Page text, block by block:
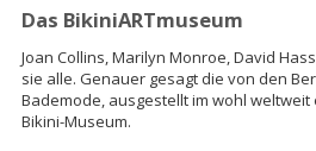
Das BikiniARTmuseum
Joan Collins, Marilyn Monroe, David
sie alle. Genauer gesagt die von den
Bademode, ausgestellt im wohl
Bikini-Museum.